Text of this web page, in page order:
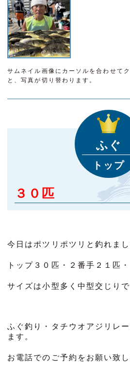
サムネイル画像にカーソルを合わせて
と、写真が切り替わります。
ふぐ
トップ
３０匹
今日はポツリポツリと釣れまし
トップ３０匹・２番手２１匹
サイズは小型多く中型交じりで
ふぐ釣り・タチウオアジリレ
ます。
お電話でのご予約をお願い致し